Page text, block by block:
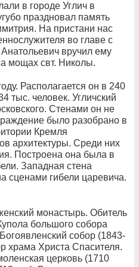
в городе Углич в
праздновал память
На пристани нас
во главе с
вручил ему
мощах свт. Николы.
Располагается он в 240
тыс. человек. Угличский
Стенами он не
было разобрано в
Кремля
архитектуры. Среди них
Построена она была в
Западная стена
сценами гибели царевича.
монастырь. Обитель
большого собора
собор (1843-
храма Христа Спасителя.
церковь (1710